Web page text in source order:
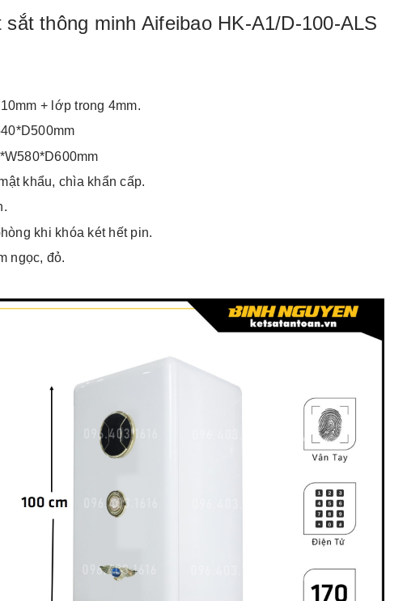
thông minh Aifeibao HK-A1/D-100-ALS
+ lớp trong 4mm.
khẩu, chìa khẩn cấp.
khi khóa két hết pin.
ngọc, đỏ.